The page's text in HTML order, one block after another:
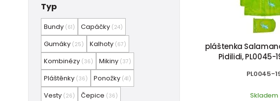
Typ
Bundy (61) Capáčky (24)
Gumáky (25) Kalhoty (67)
Kombinézy (36) Mikiny (37)
Pláštěnky (36) Ponožky (41)
Vesty (26) Čepice (36)
pláštenka
Pidilidi, PL0045-
PL0045-
Skladem